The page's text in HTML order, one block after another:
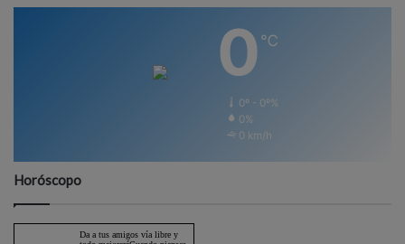
0 ℃
0º - 0º%
0%
0 km/h
Horóscopo